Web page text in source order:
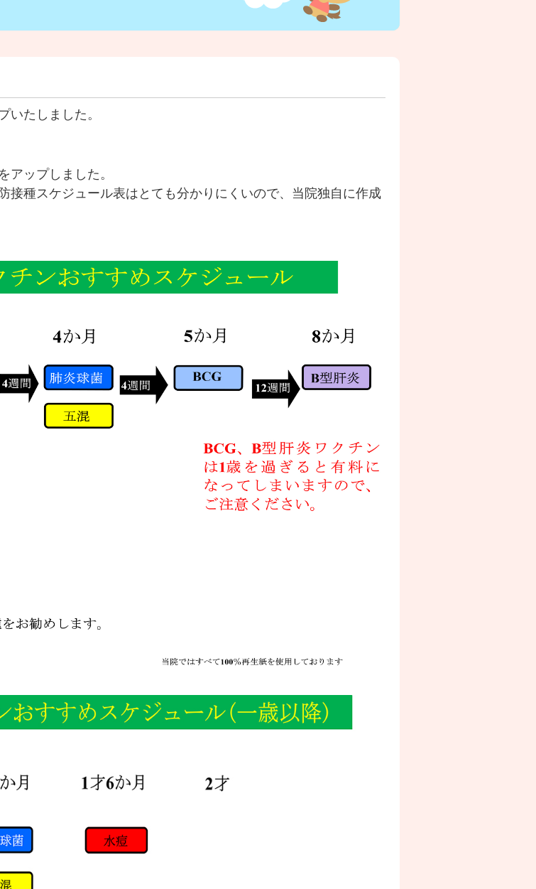
いたしました。
アップしました。
接種スケジュール表はとても分かりにくいので、当院独自に作成